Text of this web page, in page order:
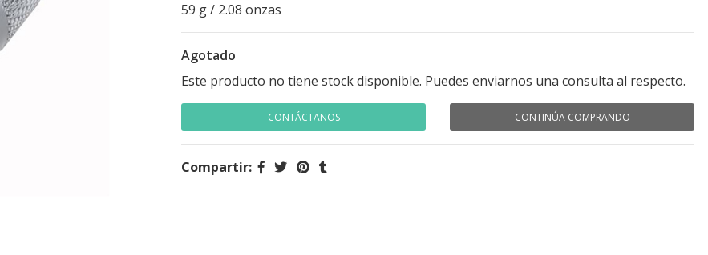
59 g / 2.08 onzas
Agotado
Este producto no tiene stock disponible. Puedes enviarnos una consulta al respecto.
CONTÁCTANOS CONTINÚA COMPRANDO
Compartir: